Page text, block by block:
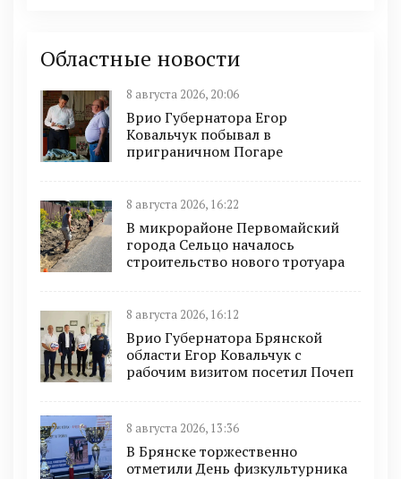
Областные новости
8 августа 2026, 20:06
Врио Губернатора Егор
Ковальчук побывал в
приграничном Погаре
8 августа 2026, 16:22
В микрорайоне Первомайский
города Сельцо началось
строительство нового тротуара
8 августа 2026, 16:12
Врио Губернатора Брянской
области Егор Ковальчук с
рабочим визитом посетил Почеп
8 августа 2026, 13:36
В Брянске торжественно
отметили День физкультурника